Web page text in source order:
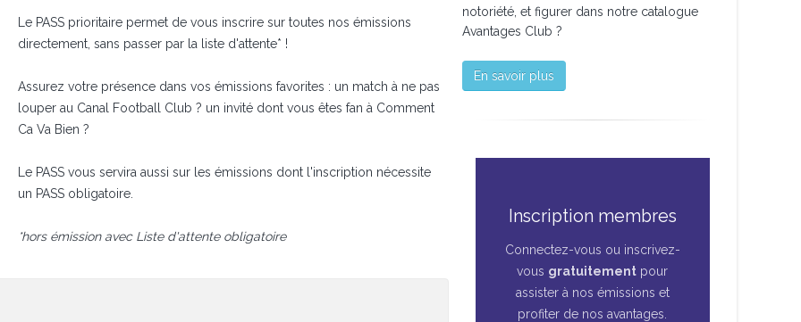
Le PASS prioritaire permet de vous inscrire sur toutes nos émissions
directement, sans passer par la liste d'attente* !
Assurez votre présence dans vos émissions favorites : un match à ne pas
louper au Canal Football Club ? un invité dont vous êtes fan à Comment
Ca Va Bien ?
Le PASS vous servira aussi sur les émissions dont l'inscription nécessite
un PASS obligatoire.
*hors émission avec Liste d'attente obligatoire
notoriété, et figurer dans notre catalogue
Avantages Club ?
En savoir plus
Inscription membres
Connectez-vous ou inscrivez-
vous gratuitement pour
assister à nos émissions et
profiter de nos avantages.